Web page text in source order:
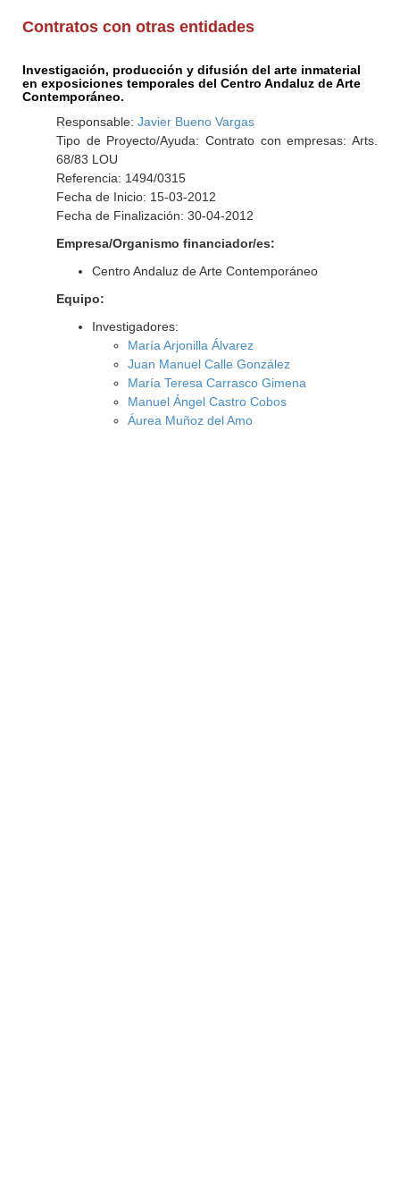
Contratos con otras entidades
Investigación, producción y difusión del arte inmaterial
en exposiciones temporales del Centro Andaluz de Arte
Contemporáneo.
Responsable: Javier Bueno Vargas
Tipo de Proyecto/Ayuda: Contrato con empresas: Arts.
68/83 LOU
Referencia: 1494/0315
Fecha de Inicio: 15-03-2012
Fecha de Finalización: 30-04-2012
Empresa/Organismo financiador/es:
Centro Andaluz de Arte Contemporáneo
Equipo:
Investigadores:
María Arjonilla Álvarez
Juan Manuel Calle González
María Teresa Carrasco Gimena
Manuel Ángel Castro Cobos
Áurea Muñoz del Amo